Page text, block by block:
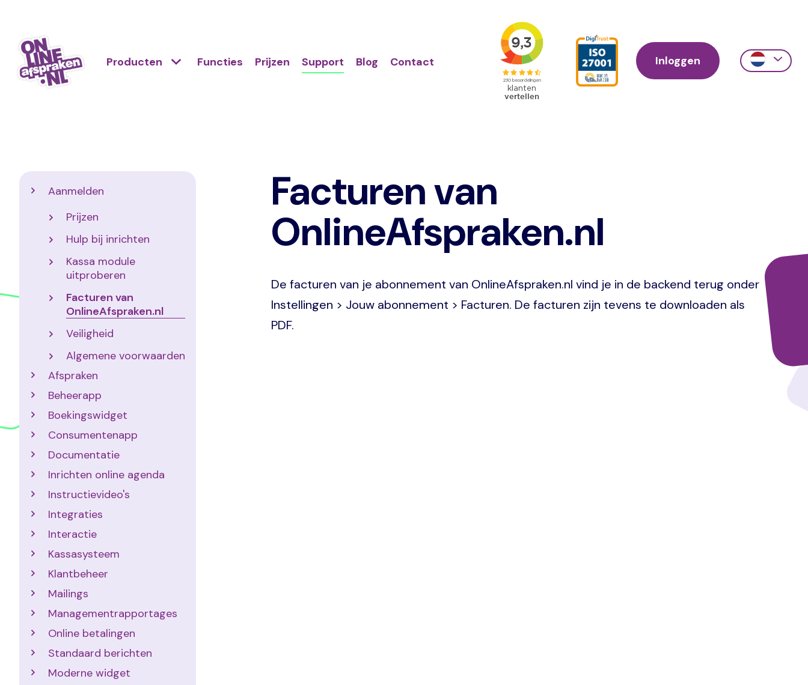
hoofdinhoud
links
Hoofdnavigatie
Primair
Producten Functies Prijzen Support Blog Contact
Action
Primair
menu
Inloggen
Action
Facturen van
OnlineAfspraken.nl
De facturen van je abonnement van OnlineAfspraken.nl vind je in de backend terug onder
Instellingen > Jouw abonnement > Facturen. De facturen zijn tevens te downloaden als
PDF.
Aanmelden
Prijzen
Hulp bij inrichten
Kassa module
uitproberen
Facturen van
OnlineAfspraken.nl
Veiligheid
Algemene voorwaarden
Afspraken
Beheerapp
Boekingswidget
Consumentenapp
Documentatie
Inrichten online agenda
Instructievideo's
Integraties
Interactie
Kassasysteem
Klantbeheer
Mailings
Managementrapportages
Online betalingen
Standaard berichten
Moderne widget